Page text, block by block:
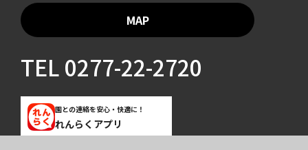
MAP
TEL0277-22-2720
園との連絡を安心・快適に！
れんらくアプリ